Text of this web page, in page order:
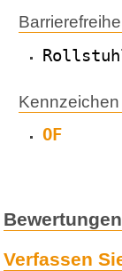
OF
Verfassen